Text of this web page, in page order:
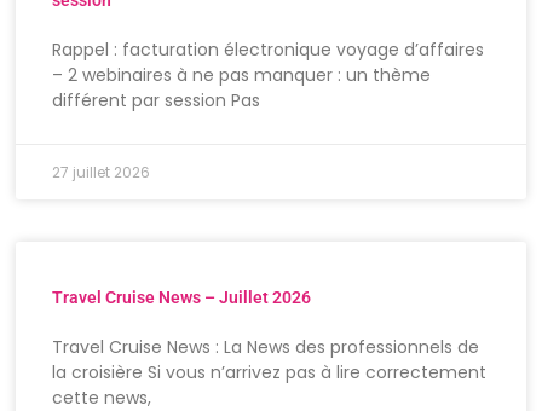
Rappel : facturation électronique voyage d’affaires
– 2 webinaires à ne pas manquer : un thème
différent par session Pas
27 juillet 2026
Travel Cruise News – Juillet 2026
Travel Cruise News : La News des professionnels de
la croisière Si vous n’arrivez pas à lire correctement
cette news,